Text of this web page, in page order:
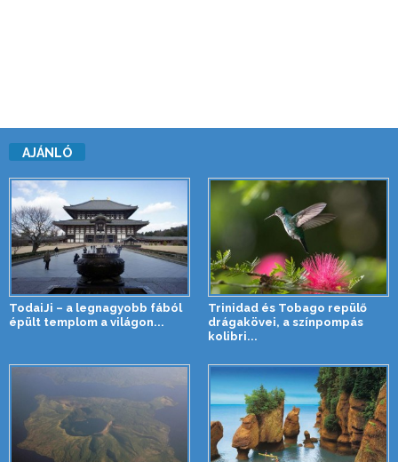
AJÁNLÓ
TodaiJi – a legnagyobb fából
épült templom a világon...
Trinidad és Tobago repülő
drágakövei, a színpompás
kolibri...